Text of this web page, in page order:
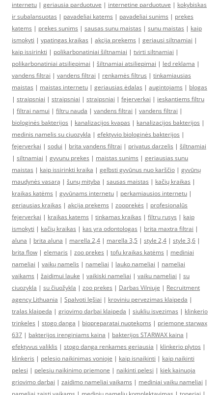
internetu | geriausia parduotuve | internetine parduotuve | kokybiskas
ir subalansuotas | pavadeliai katems | pavadeliai sunims | prekes
katems | prekes sunims | sausas sunu maistas | sunu maistas | kaip
ismokyti | ypatingas kraikas | akcija prekems | geriausi siltnamiai |
kaip issirinkti | polikarbonatiniai šiltnamiai | tvirti siltnamiai |
polikarbonatiniai atsiliepimai | šiltnamiai atsiliepimai | led reklama |
vandens filtrai | vandens filtrai | renkamės filtrus | tinkamiausias
maistas | maistas internetu | geriausias ėdalas | augintojams | blogas
| straipsniai | straipsniai | straipsniai | fejerverkai | ieskantiems filtru
| filtrai namui | filtru nauda | vandens filtrai | vandens filtrai |
biologinės bakterijos | kanalizacijos kvapas | kanalizacijos bakterijos |
medinis namelis su ciuozykla | efektyvio biologinės bakterijos |
fejerverkai | sodui | brita vandens filtrai | privatus darzelis | šiltnamiai
| siltnamiai | gyvunu prekes | maistas sunims | geriausias sunu
maistas | kaip issirinkti kraika | gelbsti gyvūnus nuo karščio | gyvūnų
maudynės vasarą | šunų mityba | sausas maistas | kačių kraikas |
kraikas katėms | gyvūnams internetu | perkamiausios internetu |
geriausias kraikas | akcija prekems | zooprekės | profesionalūs
fejerverkai | kraikas katems | tinkamas kraikas | filtru rusys | kaip
ismokyti | kačių kraikas | kas yra odontologas | brita maxtra filtrai |
aluna | brita aluna | marella 2,4 | marella 3,5 | style 2,4 | style 3,6 |
brita flow | elemaris | zoo prekes | tofu kraikas katėms | mediniai
nameliai | vaikų namelis | nameliai | lauko nameliai | nameliai
vaikams | žaidimui lauke | vaikiski nameliai | vaiku nameliai | su
ciuozykla | su čiuožykla | zoo prekes | Darbas Vilniuje | Recruitment
agency Lithuania | Spalvoti lęšiai | kroviniu pervezimas klaipeda |
tralas klaipeda | griovimo darbai klaipeda | siukliu isvezimas | klinkerio
trinkeles | stogo danga | biopreparatai nuotekoms | priemone starwax
637 | bakterijos irenginiams kaina | bakterijos STARWAX kaina |
efektyvus valiklis | stogo danga renkames geriausia | klinkerio plytos |
klinkeris | pelesio naikinimas vonioje | kaip isnaikinti | kaip naikinti
pelesi | pelesiu naikinimo priemone | naikinti pelesi | kiek kainuoja
griovimo darbai | zaidimo nameliai vaikams | mediniai vaiku nameliai |